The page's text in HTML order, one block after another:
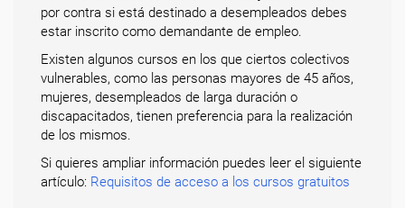
por contra si está destinado a desempleados debes
estar inscrito como demandante de empleo.
Existen algunos cursos en los que ciertos colectivos
vulnerables, como las personas mayores de 45 años,
mujeres, desempleados de larga duración o
discapacitados, tienen preferencia para la realización
de los mismos.
Si quieres ampliar información puedes leer el siguiente
artículo: Requisitos de acceso a los cursos gratuitos